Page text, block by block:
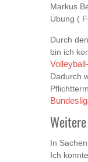
Markus
Übung (
Durch
bin ich
Dadurch
In
Ich